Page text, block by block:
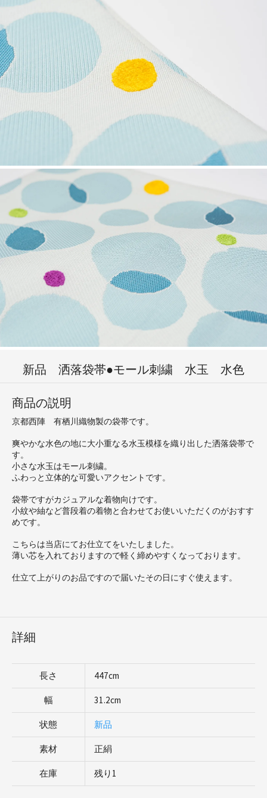
新品 洒落袋帯●モール刺繍 水玉 水色
商品の説明
京都西陣 有栖川織物製の袋帯です。
爽やかな水色の地に大小重なる水玉模様を織り出した洒落袋帯で
す。
小さな水玉はモール刺繍。
ふわっと立体的な可愛いアクセントです。
袋帯ですがカジュアルな着物向けです。
小紋や紬など普段着の着物と合わせてお使いいただくのがおすす
めです。
こちらは当店にてお仕立てをいたしました。
薄い芯を入れておりますので軽く締めやすくなっております。
仕立て上がりのお品ですので届いたその日にすぐ使えます。
詳細
長さ 447cm
幅 31.2cm
状態 新品
素材 正絹
在庫 残り1